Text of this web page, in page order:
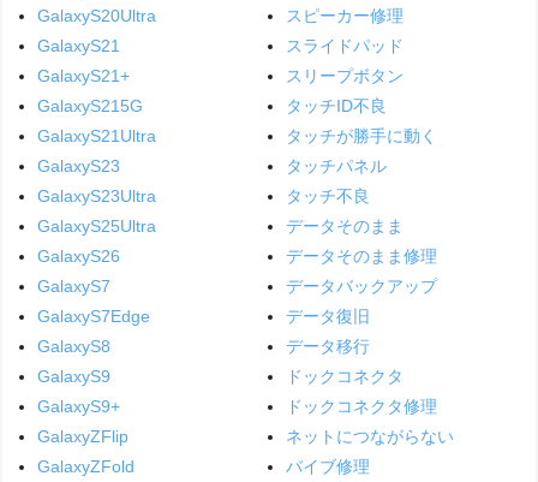
GalaxyS20Ultra
GalaxyS21
GalaxyS21+
GalaxyS215G
GalaxyS21Ultra
GalaxyS23
GalaxyS23Ultra
GalaxyS25Ultra
GalaxyS26
GalaxyS7
GalaxyS7Edge
GalaxyS8
GalaxyS9
GalaxyS9+
GalaxyZFlip
GalaxyZFold
スピーカー修理
スライドパッド
スリープボタン
タッチID不良
タッチが勝手に動く
タッチパネル
タッチ不良
データそのまま
データそのまま修理
データバックアップ
データ復旧
データ移行
ドックコネクタ
ドックコネクタ修理
ネットにつながらない
バイブ修理